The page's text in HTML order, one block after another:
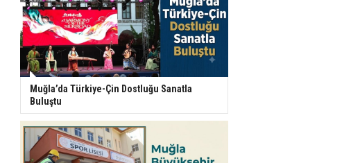
Muğla’da Türkiye-Çin Dostluğu Sanatla
Buluştu